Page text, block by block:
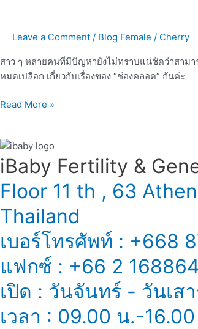
Leave a Comment / Blog Female / Cherry
สาว ๆ หลายคนที่มีปัญหายังไม่ทราบแน่ชัดว่าสามา
หมดเปลือก เกี่ยวกับเรื่องของ “ช่องคลอด” กันค่ะ
Read More »
iBaby Fertility &
Floor 11 th , 63
Thailand
เบอร์โทรศัพท์ : +668
แฟกซ์ : +66 2
เปิด : วันจันทร์ - วันเส
เวลา : 09.00 น.-